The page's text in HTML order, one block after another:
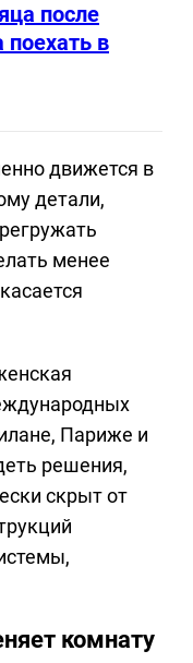
после
в
движется в
детали,
менее
Париже и
решения,
скрыт от
комнату